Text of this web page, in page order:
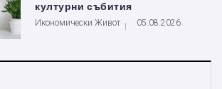
културни събития
Икономически Живот 05.08.2026